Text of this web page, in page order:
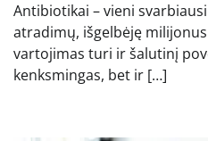
Antibiotikai – vieni
atradimų, išgelbėję
vartojimas turi ir šalutinį
kenksmingas, bet ir […]